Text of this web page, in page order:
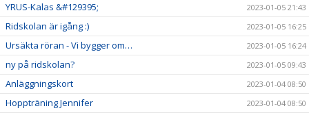
YRUS-Kalas &#129395; 2023-01-05 21:43
Ridskolan är igång :) 2023-01-05 16:25
Ursäkta röran - Vi bygger om… 2023-01-05 16:24
ny på ridskolan? 2023-01-05 09:43
Anläggningskort 2023-01-04 08:50
Hoppträning Jennifer 2023-01-04 08:50